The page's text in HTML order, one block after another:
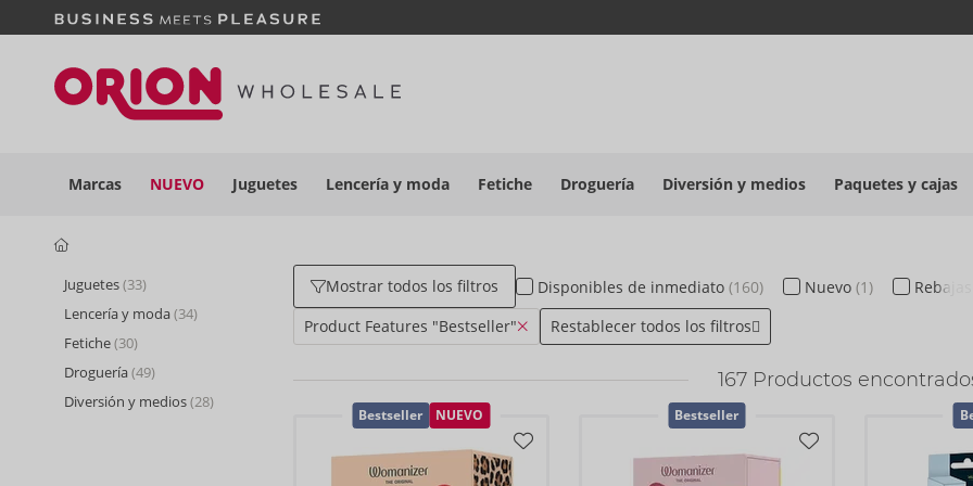
Marcas NUEVO Juguetes Lencería y moda Fetiche Droguería Diversión y medios Paquetes y cajas
Juguetes(33)
Lencería y moda(34)
Fetiche(30)
Droguería(49)
Diversión y medios(28)
Mostrar todos los filtros Disponibles de inmediato (160) Nuevo (1) Rebajas
Product Features "Bestseller"
Restablecer todos los filtros
167 Productos
Bestseller NUEVO Bestseller